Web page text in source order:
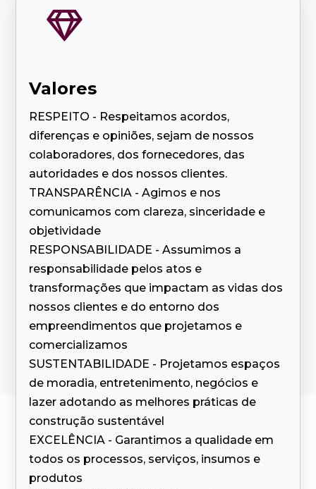

Valores
RESPEITO - Respeitamos acordos,
diferenças e opiniões, sejam de nossos
colaboradores, dos fornecedores, das
autoridades e dos nossos clientes.
TRANSPARÊNCIA - Agimos e nos
comunicamos com clareza, sinceridade e
objetividade
RESPONSABILIDADE - Assumimos a
responsabilidade pelos atos e
transformações que impactam as vidas dos
nossos clientes e do entorno dos
empreendimentos que projetamos e
comercializamos
SUSTENTABILIDADE - Projetamos espaços
de moradia, entretenimento, negócios e
lazer adotando as melhores práticas de
construção sustentável
EXCELÊNCIA - Garantimos a qualidade em
todos os processos, serviços, insumos e
produtos